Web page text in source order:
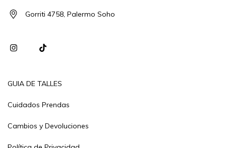
Gorriti 4758, Palermo Soho
GUIA DE TALLES
Cuidados Prendas
Cambios y Devoluciones